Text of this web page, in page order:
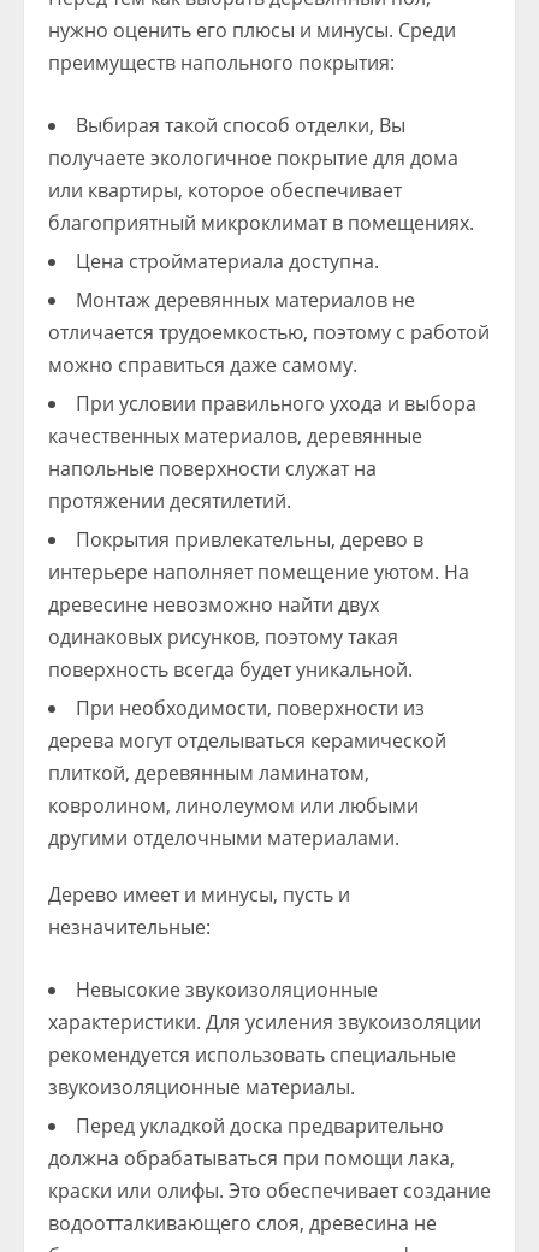
нужно оценить его плюсы и минусы. Среди
преимуществ напольного покрытия:
Выбирая такой способ отделки, Вы
получаете экологичное покрытие для дома
или квартиры, которое обеспечивает
благоприятный микроклимат в помещениях.
Цена стройматериала доступна.
Монтаж деревянных материалов не
отличается трудоемкостью, поэтому с работой
можно справиться даже самому.
При условии правильного ухода и выбора
качественных материалов, деревянные
напольные поверхности служат на
протяжении десятилетий.
Покрытия привлекательны, дерево в
интерьере наполняет помещение уютом. На
древесине невозможно найти двух
одинаковых рисунков, поэтому такая
поверхность всегда будет уникальной.
При необходимости, поверхности из
дерева могут отделываться керамической
плиткой, деревянным ламинатом,
ковролином, линолеумом или любыми
другими отделочными материалами.
Дерево имеет и минусы, пусть и
незначительные:
Невысокие звукоизоляционные
характеристики. Для усиления звукоизоляции
рекомендуется использовать специальные
звукоизоляционные материалы.
Перед укладкой доска предварительно
должна обрабатываться при помощи лака,
краски или олифы. Это обеспечивает создание
водоотталкивающего слоя, древесина не